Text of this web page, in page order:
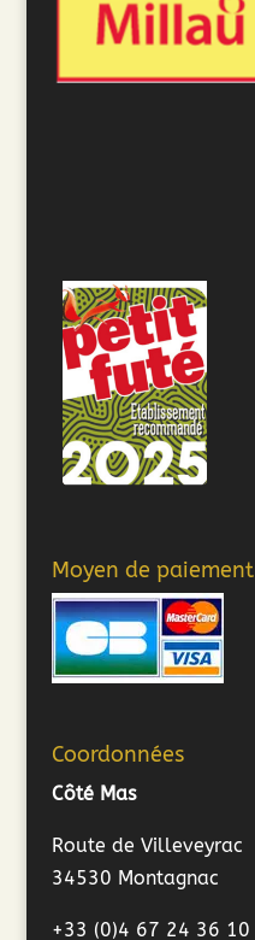
Moyen de paiement
Coordonnées
Côté Mas
Route de Villeveyrac
34530 Montagnac
+33 (0)4 67 24 36 10